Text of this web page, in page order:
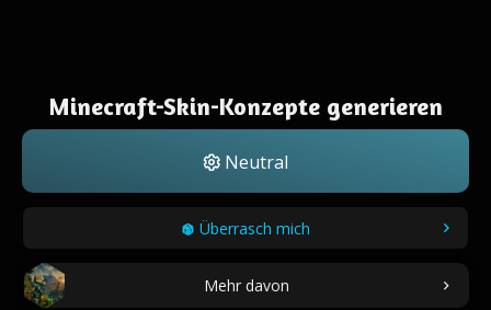
Minecraft-Skin-Konzepte generieren
Neutral
Überrasch mich
Mehr davon